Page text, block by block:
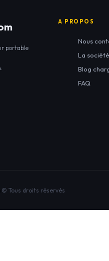
portable
A PROPOS
Nous
La
Blog
FAQ
© Tous droits réservés